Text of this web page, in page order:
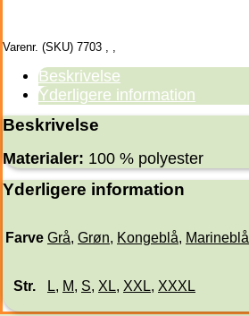
Varenr. (SKU) 7703 , ,
Beskrivelse
Yderligere information
Beskrivelse
Materialer: 100 % polyester
Yderligere information
Farve Grå, Grøn, Kongeblå, Marineblå
Str. L, M, S, XL, XXL, XXXL